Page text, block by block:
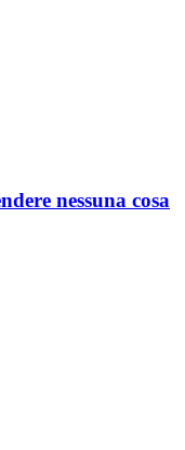
nessuna cosa